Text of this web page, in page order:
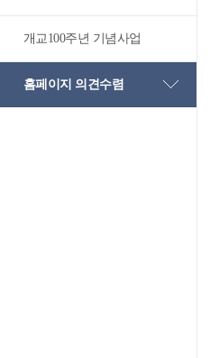
개교100주년 기념사업
홈페이지 의견수렴